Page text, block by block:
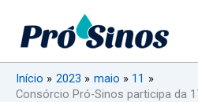
conteúdo
Início
2023 maio
11
Consórcio Pró-Sinos participa da